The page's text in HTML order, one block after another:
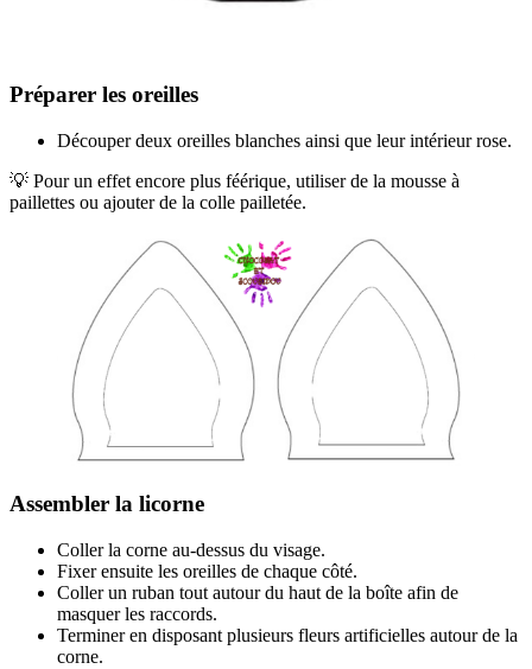
Préparer les oreilles
Découper deux oreilles blanches ainsi que leur intérieur rose.
💡 Pour un effet encore plus féérique, utiliser de la mousse à
paillettes ou ajouter de la colle pailletée.
Assembler la licorne
Coller la corne au-dessus du visage.
Fixer ensuite les oreilles de chaque côté.
Coller un ruban tout autour du haut de la boîte afin de
masquer les raccords.
Terminer en disposant plusieurs fleurs artificielles autour de la
corne.